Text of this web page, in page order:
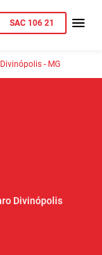
SAC 106 21
- MG
Divinópolis